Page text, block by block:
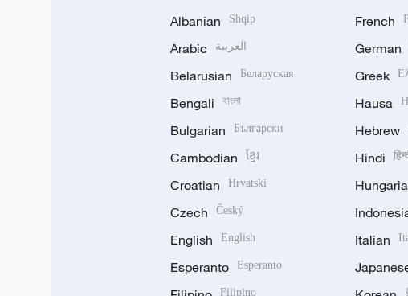
Albanian Shqip
Arabic العربية
Belarusian Беларуская
Bengali বাংলা
Bulgarian Български
Cambodian ខ្មែរ
Croatian Hrvatski
Czech Český
English English
Esperanto Esperanto
Filipino
French
German
Greek
Hausa
Hebrew
Hindi
Italian